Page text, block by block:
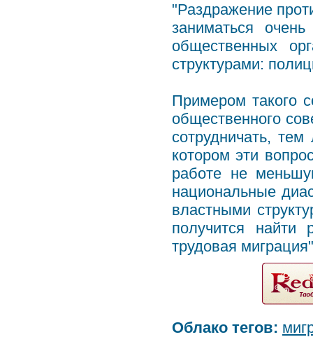
"Раздражение
заниматься
общественных
структурами:
Примером такого
общественного
сотрудничать,
котором эти
работе не
национальные
властными
получится найти
трудовая
Облако тегов: